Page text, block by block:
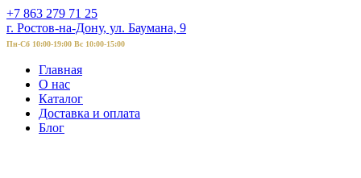
+7 863 279 71 25
г. Ростов-на-Дону, ул. Баумана, 9
Пн-Сб 10:00-19:00 Вс 10:00-15:00
Главная
О нас
Каталог
Доставка и оплата
Блог